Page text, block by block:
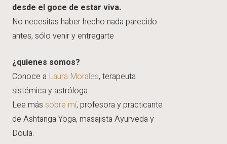
desde el goce de estar viva.
No necesitas haber hecho nada parecido
antes, sólo venir y entregarte
¿quienes somos?
Conoce a Laura Morales, terapeuta
sistémica y astróloga.
Lee más sobre mí, profesora y practicante
de Ashtanga Yoga, masajista Ayurveda y
Doula.